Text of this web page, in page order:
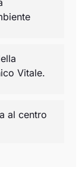
Vitale.
al centro